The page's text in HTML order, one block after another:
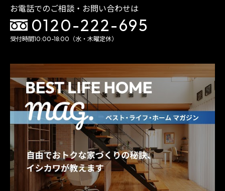
お電話でのご相談・お問い合わせは
0120-222-695
受付時間10:00-18:00（水・木曜定休）